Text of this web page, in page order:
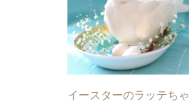
イースターのラッテちゃ